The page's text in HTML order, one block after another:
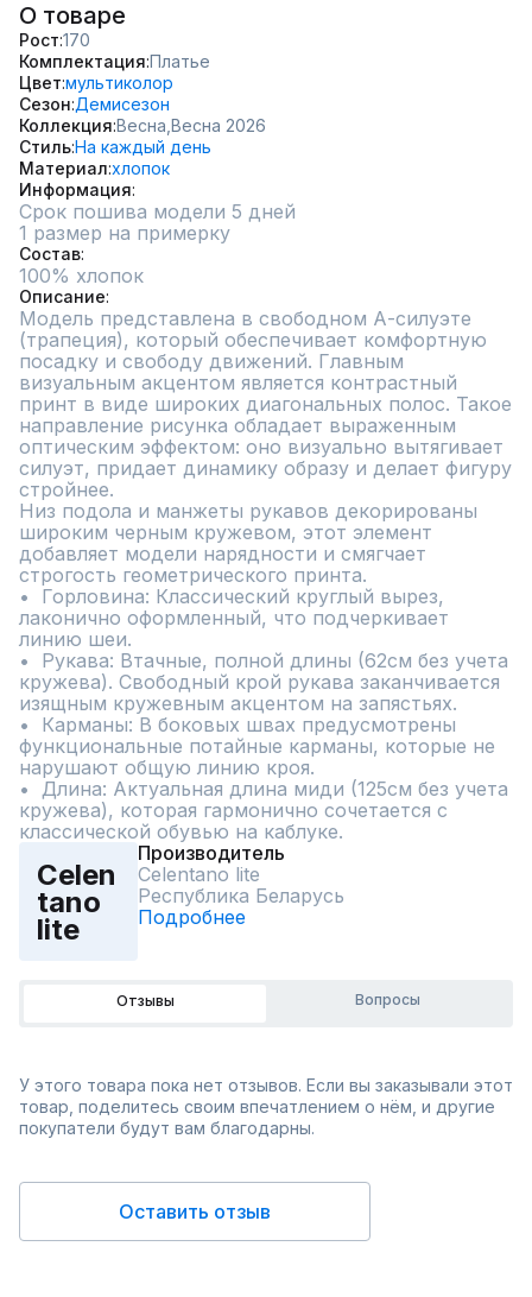
О товаре
Рост 170
Комплектация Платье
Цвет мультиколор
Сезон Демисезон
Коллекция Весна, Весна 2026
СтильНа каждый день
Материал хлопок
Информация
Срок пошива модели 5 дней
1 размер на примерку
Состав
100% хлопок
Описание
Модель представлена в свободном А-силуэте
(трапеция), который обеспечивает комфортную
посадку и свободу движений. Главным
визуальным акцентом является контрастный
принт в виде широких диагональных полос. Такое
направление рисунка обладает выраженным
оптическим эффектом: оно визуально вытягивает
силуэт, придает динамику образу и делает фигуру
стройнее.
Низ подола и манжеты рукавов декорированы
широким черным кружевом, этот элемент
добавляет модели нарядности и смягчает
строгость геометрического принта.
•  Горловина: Классический круглый вырез,
лаконично оформленный, что подчеркивает
линию шеи.
•  Рукава: Втачные, полной длины (62см без учета
кружева). Свободный крой рукава заканчивается
изящным кружевным акцентом на запястьях.
•  Карманы: В боковых швах предусмотрены
функциональные потайные карманы, которые не
нарушают общую линию кроя.
•  Длина: Актуальная длина миди (125см без учета
кружева), которая гармонично сочетается с
классической обувью на каблуке.
Celen
tano
lite
Производитель
Celentano lite
Республика Беларусь
Подробнее
Отзывы Вопросы
У этого товара пока нет отзывов. Если вы заказывали этот
товар, поделитесь своим впечатлением о нём, и другие
покупатели будут вам благодарны.
Оставить отзыв